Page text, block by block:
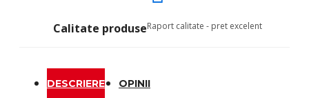
Calitate produseRaport calitate - pret excelent
DESCRIERE OPINII